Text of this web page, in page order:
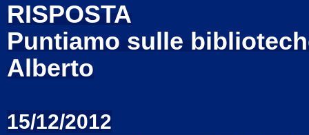
RISPOSTA
Puntiamo sulle
Alberto
15/12/2012